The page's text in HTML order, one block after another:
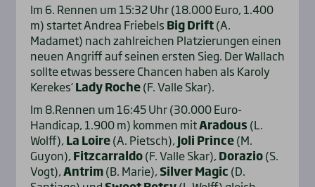
Im 6. Rennen um 15:32 Uhr (18.000 Euro, 1.400
m) startet Andrea Friebels Big Drift(A.
Madamet) nach zahlreichen Platzierungen einen
neuen Angriff auf seinen ersten Sieg. Der Wallach
sollte etwas bessere Chancen haben als Karoly
Kerekes‘Lady Roche(F. Valle Skar).
Im 8.Rennen um 16:45 Uhr (30.000 Euro-
Handicap, 1.900 m) kommen mitAradous (L.
Wolff),La Loire(A. Pietsch),Joli Prince(M.
Guyon),Fitzcarraldo(F. Valle Skar),Dorazio(S.
Vogt),Antrim(B. Marie),Silver Magic (D.